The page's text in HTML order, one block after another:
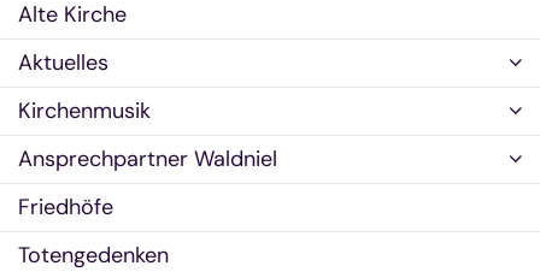
Alte Kirche
Aktuelles
Kirchenmusik
Ansprechpartner Waldniel
Friedhöfe
Totengedenken